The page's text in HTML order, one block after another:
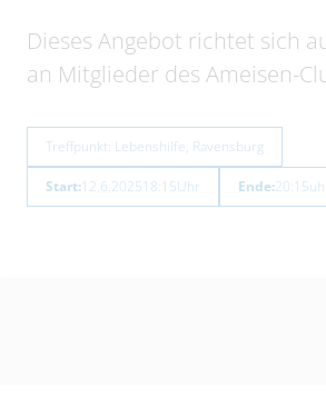
Dieses Angebot richtet sich
an Mitglieder des Ameisen-
Treffpunkt: Lebenshilfe, Ravensburg
Start:12.6.2025 18:15Uhr Ende:20:15